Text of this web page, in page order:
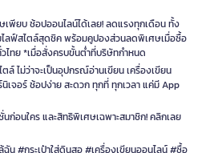
เพียบ ช้อปออนไลน์ได้เลย! ลดแรงทุกเดือน ทั้ง
ไลฟ์สไตล์สุดชิค พร้อมคูปองส่วนลดพิเศษเมื่อซื้อ
ไทย *เมื่อสั่งครบขั้นต่ำที่บริษัทกำหนด
ล์ ไม่ว่าจะเป็นอุปกรณ์อ่านเขียน เครื่องเขียน
เจอร์ ช้อปง่าย สะดวก ทุกที่ ทุกเวลา แค่มี App
นก่อนใคร และสิทธิพิเศษเฉพาะสมาชิก! คลิกเลย
น #กระเป๋าใส่ดินสอ #เครื่องเขียนออนไลน์ #ซื้อ